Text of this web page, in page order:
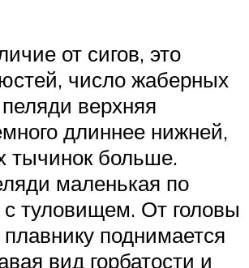
от сигов, это
число жаберных
верхняя
длиннее нижней,
тычинок больше.
маленькая по
туловищем. От головы
поднимается
вид горбатости и